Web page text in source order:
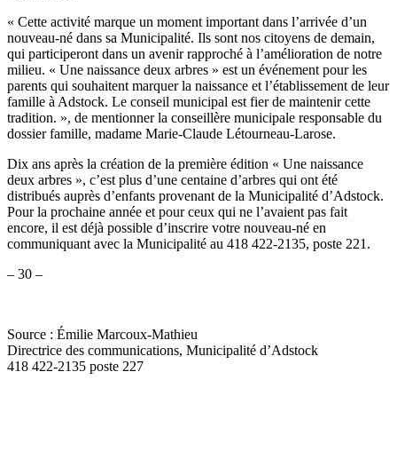
« Cette activité marque un moment important dans l’arrivée d’un
nouveau-né dans sa Municipalité. Ils sont nos citoyens de demain,
qui participeront dans un avenir rapproché à l’amélioration de notre
milieu. « Une naissance deux arbres » est un événement pour les
parents qui souhaitent marquer la naissance et l’établissement de leur
famille à Adstock. Le conseil municipal est fier de maintenir cette
tradition. », de mentionner la conseillère municipale responsable du
dossier famille, madame Marie-Claude Létourneau-Larose.
Dix ans après la création de la première édition « Une naissance
deux arbres », c’est plus d’une centaine d’arbres qui ont été
distribués auprès d’enfants provenant de la Municipalité d’Adstock.
Pour la prochaine année et pour ceux qui ne l’avaient pas fait
encore, il est déjà possible d’inscrire votre nouveau-né en
communiquant avec la Municipalité au 418 422-2135, poste 221.
– 30 –
Source : Émilie Marcoux-Mathieu
Directrice des communications, Municipalité d’Adstock
418 422-2135 poste 227